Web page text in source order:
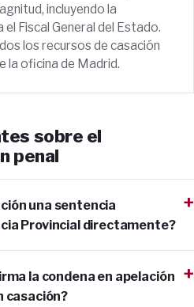
incluyendo la
Fiscal General del Estado.
los recursos de casación
la oficina de Madrid.
sobre el
penal
una sentencia
Provincial directamente?
la condena en apelación
casación?